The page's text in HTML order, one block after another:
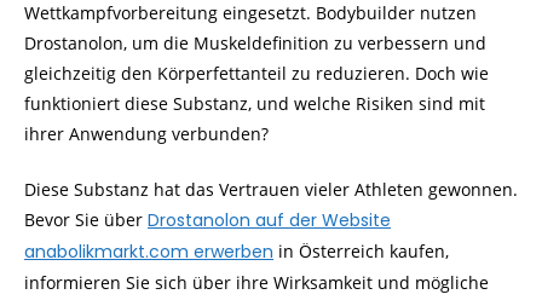
Wettkampfvorbereitung eingesetzt. Bodybuilder nutzen
Drostanolon, um die Muskeldefinition zu verbessern und
gleichzeitig den Körperfettanteil zu reduzieren. Doch wie
funktioniert diese Substanz, und welche Risiken sind mit
ihrer Anwendung verbunden?
Diese Substanz hat das Vertrauen vieler Athleten gewonnen.
Bevor Sie über Drostanolon auf der Website
anabolikmarkt.com erwerben in Österreich kaufen,
informieren Sie sich über ihre Wirksamkeit und mögliche